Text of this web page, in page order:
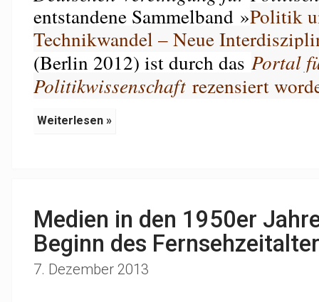
entstandene Sammelband »Politik
Technikwandel – Neue
(Berlin 2012) ist durch das Portal
Politikwissenschaftrezensiert
Weiterlesen »
Medien in den 1950er
Beginn des
7. Dezember 2013